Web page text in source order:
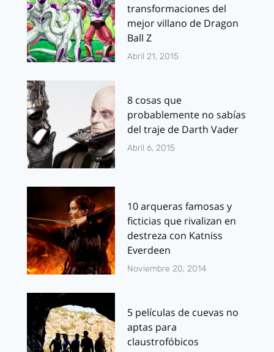
transformaciones del
mejor villano de Dragon
Ball Z
Abril 21, 2015
8 cosas que
probablemente no sabías
del traje de Darth Vader
Abril 6, 2015
10 arqueras famosas y
ficticias que rivalizan en
destreza con Katniss
Everdeen
Noviembre 20, 2014
5 películas de cuevas no
aptas para
claustrofóbicos